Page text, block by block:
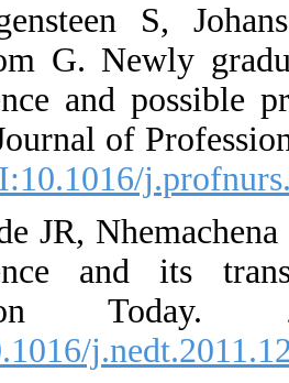
2. Wangensteen
Nordstrom G.
competence and
survey. Journal of
81. [DOI:10.1016/
3. Garside JR,
competence
Education
[DOI:10.1016/